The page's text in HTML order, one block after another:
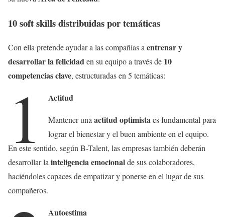
10 soft skills distribuidas por temáticas
Con ella pretende ayudar a las compañías aentrenar y
desarrollar la felicidaden su equipo a través de 10
competencias clave, estructuradas en 5 temáticas:
1 Actitud
Mantener unaactitud optimistaes fundamental para
lograr el bienestar y el buen ambiente en el equipo.
En este sentido, según B-Talent, las empresas también deberán
desarrollar lainteligencia emocionalde sus colaboradores,
haciéndoles capaces de empatizar y ponerse en el lugar de sus
compañeros.
Autoestima